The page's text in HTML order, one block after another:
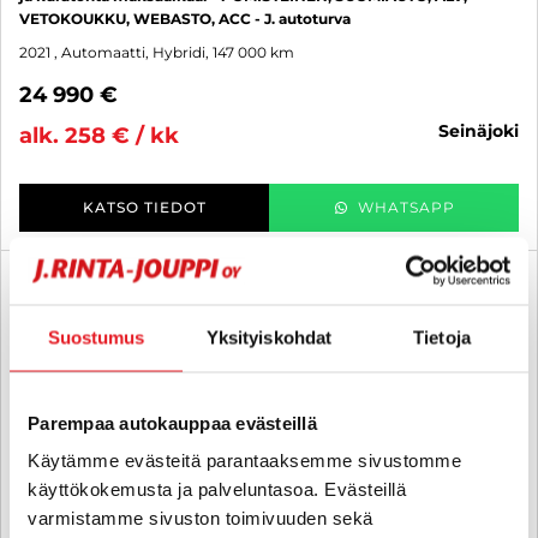
Suostumus Yksityiskohdat Tietoja
Parempaa autokauppaa evästeillä
Käytämme evästeitä parantaaksemme sivustomme
käyttökokemusta ja palveluntasoa. Evästeillä
varmistamme sivuston toimivuuden sekä
VETOKOUKKU, WEBASTO, ACC - J. autoturva
2021 , Automaatti, Hybridi, 147 000 km
24 990 €
alk. 258 € / kk
seinäjoki
KATSO TIEDOT WHATSAPP
6 kk korotonta ja kulutonta